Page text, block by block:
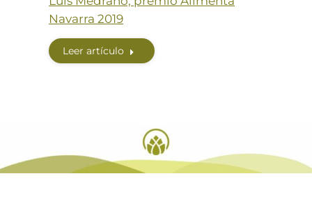
Navarra 2019
Leer artículo